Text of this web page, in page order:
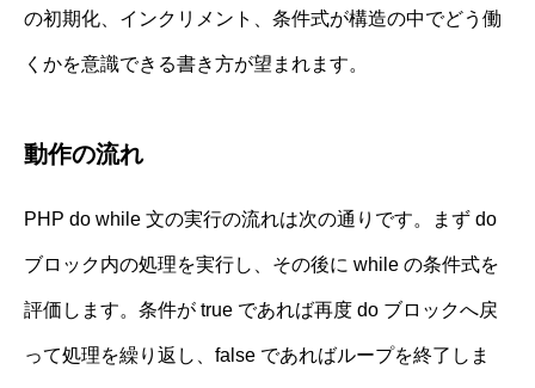
の初期化、インクリメント、条件式が構造の中でどう働
くかを意識できる書き方が望まれます。
動作の流れ
PHP do while 文の実行の流れは次の通りです。まず do
ブロック内の処理を実行し、その後に while の条件式を
評価します。条件が true であれば再度 do ブロックへ戻
って処理を繰り返し、false であればループを終了しま